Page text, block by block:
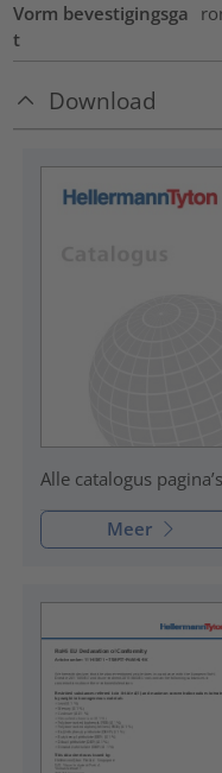
Vorm bevestigingsga
t
Download
Alle catalogus pagina’s
Meer